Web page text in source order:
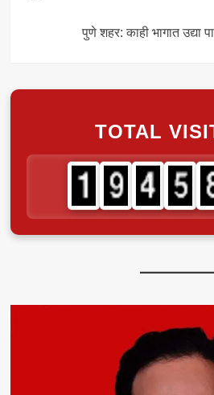
पुणे शहर: काही भागात उद्या
TOTAL